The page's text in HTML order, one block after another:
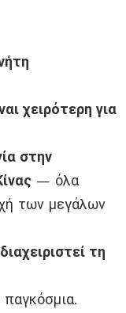
χειρότερη για
στην
— όλα
των μεγάλων
τη